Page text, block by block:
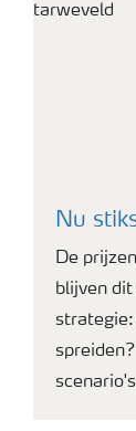
Agronoom van
Nu
De
blijven